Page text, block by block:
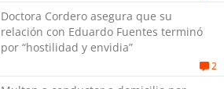
Doctora Cordero asegura que su
relación con Eduardo Fuentes terminó
por “hostilidad y envidia”
2